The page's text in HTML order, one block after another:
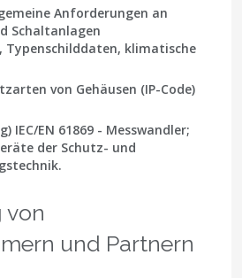
Anforderungen an
Schaltanlagen
Typenschilddaten, klimatische
von Gehäusen (IP-Code)
IEC/EN 61869 - Messwandler;
der Schutz- und
von
und Partnern